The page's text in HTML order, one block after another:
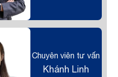
Chuyên viên tư vấn
Khánh Linh